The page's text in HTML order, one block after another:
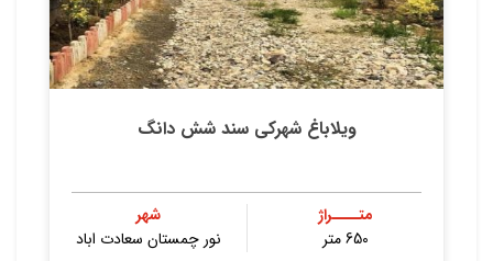
ویلاباغ شهرکی سند شش دانگ
متــــراژ
650 متر
شهر
نور چمستان سعادت اباد